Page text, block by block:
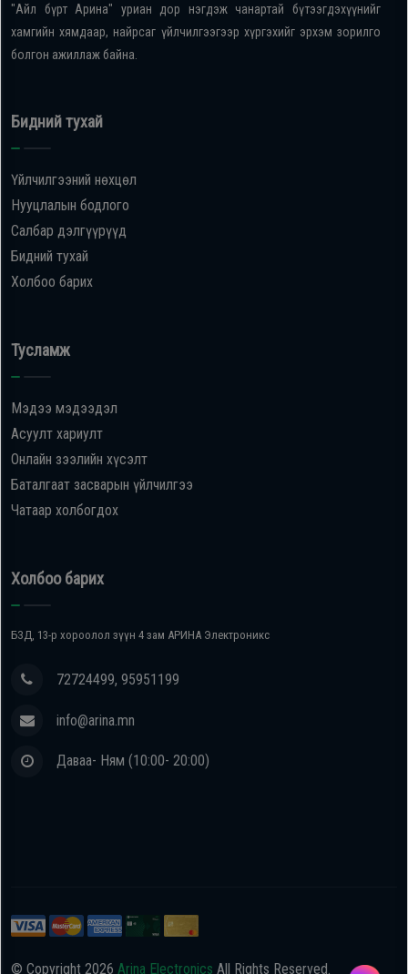
"Айл бүрт Арина" уриан дор нэгдэж чанартай бүтээгдэхүүнийг
хамгийн хямдаар, найрсаг үйлчилгээгээр хүргэхийг эрхэм зорилго
болгон ажиллаж байна.
Бидний тухай
Үйлчилгээний нөхцөл
Нууцлалын бодлого
Салбар дэлгүүрүүд
Бидний тухай
Холбоо барих
Тусламж
Мэдээ мэдээдэл
Асуулт хариулт
Онлайн зээлийн хүсэлт
Баталгаат засварын үйлчилгээ
Чатаар холбогдох
Холбоо барих
БЗД, 13-р хороолол зүүн 4 зам АРИНА Электроникс
72724499, 95951199
info@arina.mn
Даваа- Ням (10:00- 20:00)
© Copyright 2026 Arina Electronics All Rights Reserved.